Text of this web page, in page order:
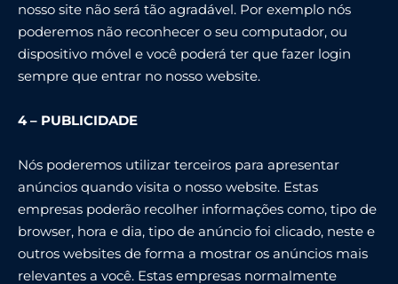
nosso site não será tão agradável. Por exemplo nós
poderemos não reconhecer o seu computador, ou
dispositivo móvel e você poderá ter que fazer login
sempre que entrar no nosso website.
4 – PUBLICIDADE
Nós poderemos utilizar terceiros para apresentar
anúncios quando visita o nosso website. Estas
empresas poderão recolher informações como, tipo de
browser, hora e dia, tipo de anúncio foi clicado, neste e
outros websites de forma a mostrar os anúncios mais
relevantes a você. Estas empresas normalmente